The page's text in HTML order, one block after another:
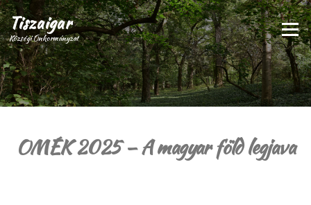
Ugrás
a
tartalomra
Tiszaigar
Községi Önkormányzat
Menü
OMÉK 2025 – A magyar föld legjava